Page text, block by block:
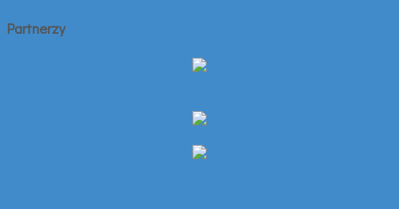
Partnerzy